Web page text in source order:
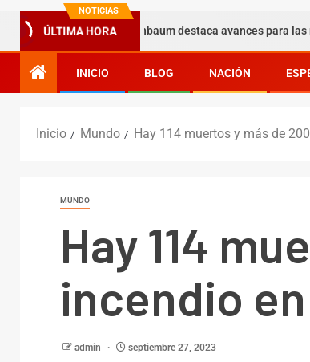
NOTICIAS
ÚLTIMA HORA
Sheinbaum destaca avances para las mujeres
INICIO BLOG NACIÓN
Inicio Mundo Hay 114 muertos y más de
MUNDO
Hay 114
incendio
admin septiembre 27, 2023